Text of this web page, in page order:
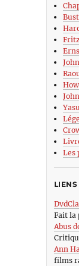
Les
Fait la
Abus
Ann
films